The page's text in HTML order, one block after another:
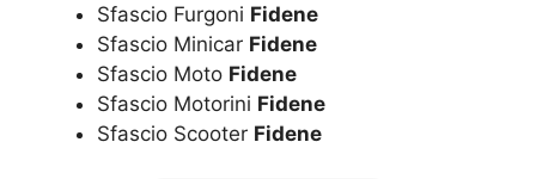
Sfascio Furgoni Fidene
Sfascio Minicar Fidene
Sfascio Moto Fidene
Sfascio Motorini Fidene
Sfascio Scooter Fidene